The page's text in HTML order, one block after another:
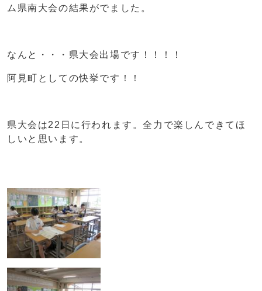
ム県南大会の結果がでました。
なんと・・・県大会出場です！！！！
阿見町としての快挙です！！
県大会は22日に行われます。全力で楽しんできてほ
しいと思います。